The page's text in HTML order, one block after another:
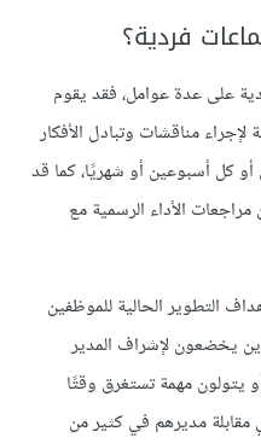
فردية؟
على عدة عوامل، فقد يقوم
مناقشات وتبادل الأفكار
كل أسبوعين أو شهريًا، كما قد
لمزيد من مراجعات الأداء الرسمية مع
التطوير الحالية للموظفين
يخضعون لإشراف المدير
مهمة تستغرق وقتًا
مديرهم في كثير من